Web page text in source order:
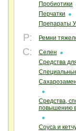
Пробиотики
Перчатки
Препараты
Р: Ремни
С:
Селен
Средства
Средства,
повышению
Соуса и